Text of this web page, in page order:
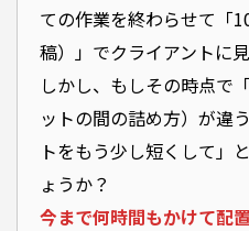
ての作業を終わらせて「
稿）」でクライアントに
しかし、もしその時点で
ットの間の詰め方）が違
トをもう少し短くして」
ょうか？
今まで何時間もかけて配